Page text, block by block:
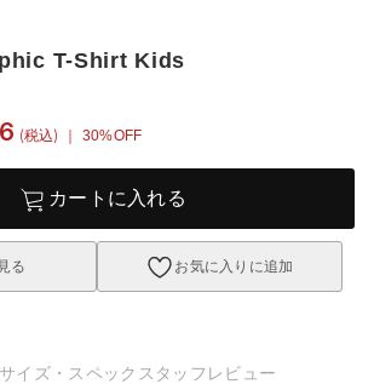
T-Shirt Kids
(税込) ｜ 30%OFF
カートに入れる
る お気に入りに追加
サイズ・スペック スタッフレビュー